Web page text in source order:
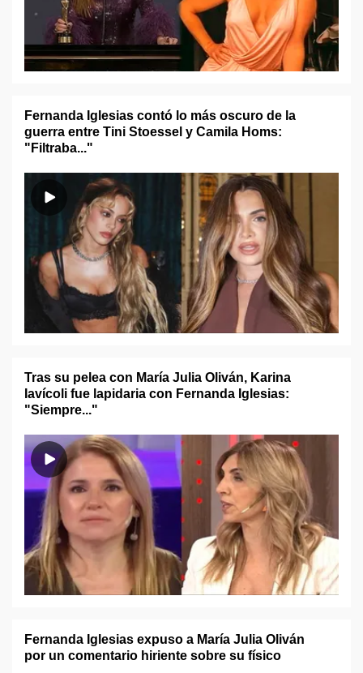
Fernanda Iglesias contó lo más oscuro de la
guerra entre Tini Stoessel y Camila Homs:
"Filtraba..."
Tras su pelea con María Julia Oliván, Karina
Iavícoli fue lapidaria con Fernanda Iglesias:
"Siempre..."
Fernanda Iglesias expuso a María Julia Oliván
por un comentario hiriente sobre su físico